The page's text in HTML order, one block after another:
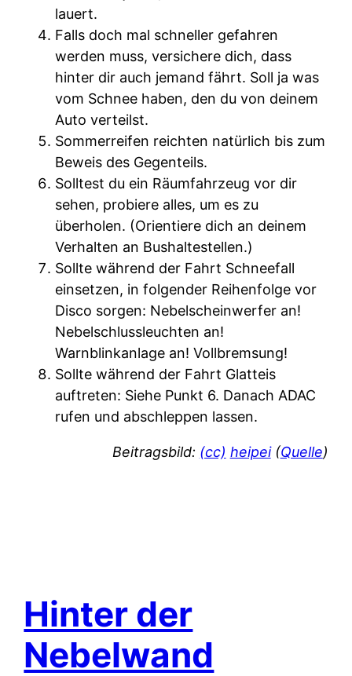
lauert.
Falls doch mal schneller gefahren
werden muss, versichere dich, dass
hinter dir auch jemand fährt. Soll ja was
vom Schnee haben, den du von deinem
Auto verteilst.
Sommerreifen reichten natürlich bis zum
Beweis des Gegenteils.
Solltest du ein Räumfahrzeug vor dir
sehen, probiere alles, um es zu
überholen. (Orientiere dich an deinem
Verhalten an Bushaltestellen.)
Sollte während der Fahrt Schneefall
einsetzen, in folgender Reihenfolge vor
Disco sorgen: Nebelscheinwerfer an!
Nebelschlussleuchten an!
Warnblinkanlage an! Vollbremsung!
Sollte während der Fahrt Glatteis
auftreten: Siehe Punkt 6. Danach ADAC
rufen und abschleppen lassen.
Beitragsbild: (cc) heipei(Quelle)
Hinter der
Nebelwand